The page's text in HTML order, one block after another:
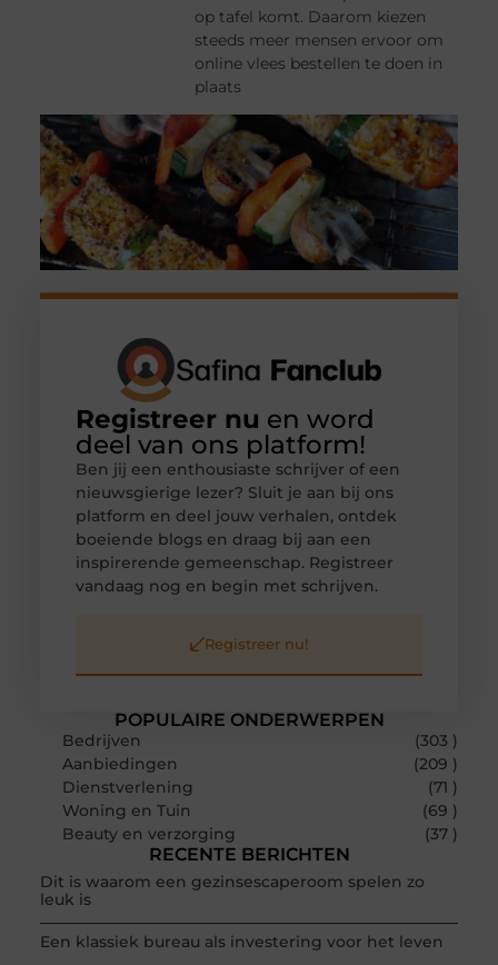
op tafel komt. Daarom kiezen
steeds meer mensen ervoor om
online vlees bestellen te doen in
plaats
POPULAIRE ONDERWERPEN
Bedrijven
(303 )
Aanbiedingen
(209 )
Dienstverlening
(71 )
Woning en Tuin
(69 )
Beauty en verzorging
(37 )
RECENTE BERICHTEN
Dit is waarom een gezinsescaperoom spelen zo
leuk is
Een klassiek bureau als investering voor het leven
Registreer nu en word
deel van ons platform!
Ben jij een enthousiaste schrijver of een
nieuwsgierige lezer? Sluit je aan bij ons
platform en deel jouw verhalen, ontdek
boeiende blogs en draag bij aan een
inspirerende gemeenschap. Registreer
vandaag nog en begin met schrijven.
Registreer nu!